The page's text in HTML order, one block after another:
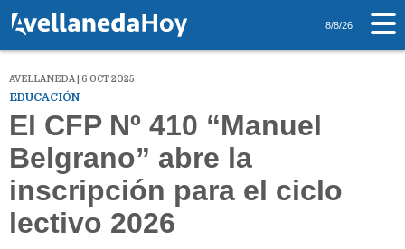
8/8/26
AVELLANEDA | 6 OCT 2025
EDUCACIÓN
El CFP Nº 410 “Manuel
Belgrano” abre la
inscripción para el ciclo
lectivo 2026